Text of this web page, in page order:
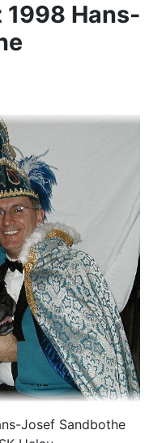
Hans-
Josef Sandbothe